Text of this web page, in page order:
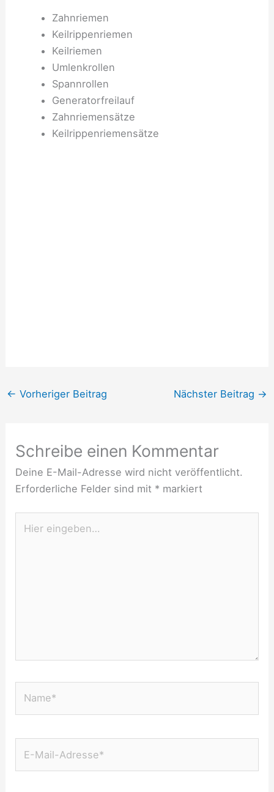
Zahnriemen
Keilrippenriemen
Keilriemen
Umlenkrollen
Spannrollen
Generatorfreilauf
Zahnriemensätze
Keilrippenriemensätze
← Vorheriger Beitrag Nächster Beitrag →
Schreibe einen Kommentar
Deine E-Mail-Adresse wird nicht veröffentlicht.
Erforderliche Felder sind mit * markiert
eingeben…
Mail-